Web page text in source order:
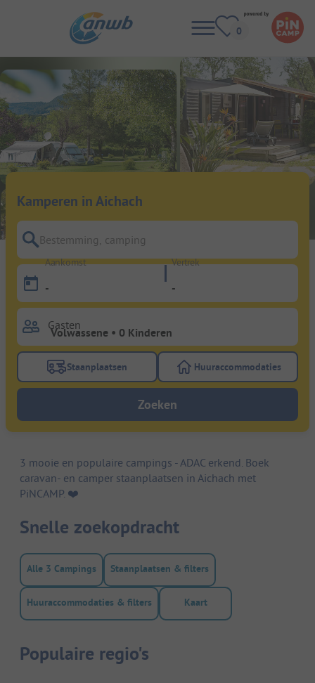
Kamperen in Aichach
Bestemming, camping
Aankomst
-
Vertrek
-
Gasten
Gebruik de filterknop staanplaatsen om te zoeken
Staanplaatsen Gebruik de
Huuraccommodaties
Zoeken
3 mooie en populaire campings - ADAC erkend. Boek
caravan- en camper staanplaatsen in Aichach met
PiNCAMP. ❤️️
Snelle zoekopdracht
Alle 3 Campings Staanplaatsen & filters
Huuraccommodaties & filters Kaart
Populaire regio's